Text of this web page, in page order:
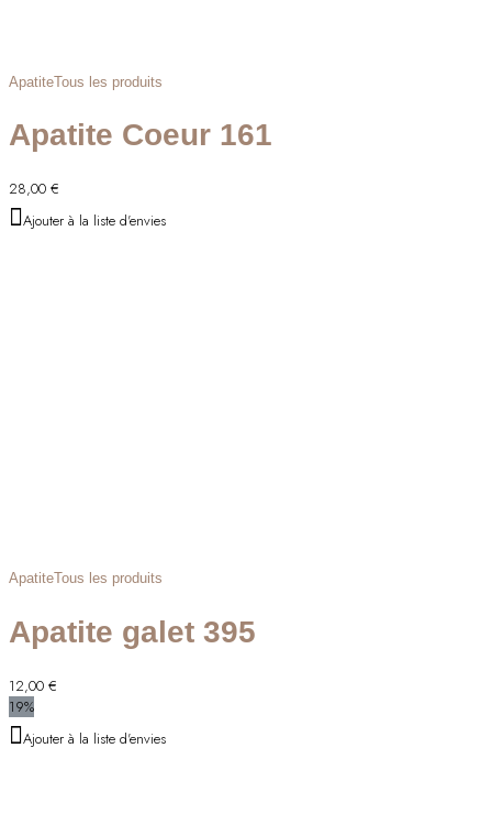
ApatiteTous les produits
Apatite Coeur 161
28,00 €
Ajouter à la liste d'envies
ApatiteTous les produits
Apatite galet 395
12,00 €
19%
Ajouter à la liste d'envies